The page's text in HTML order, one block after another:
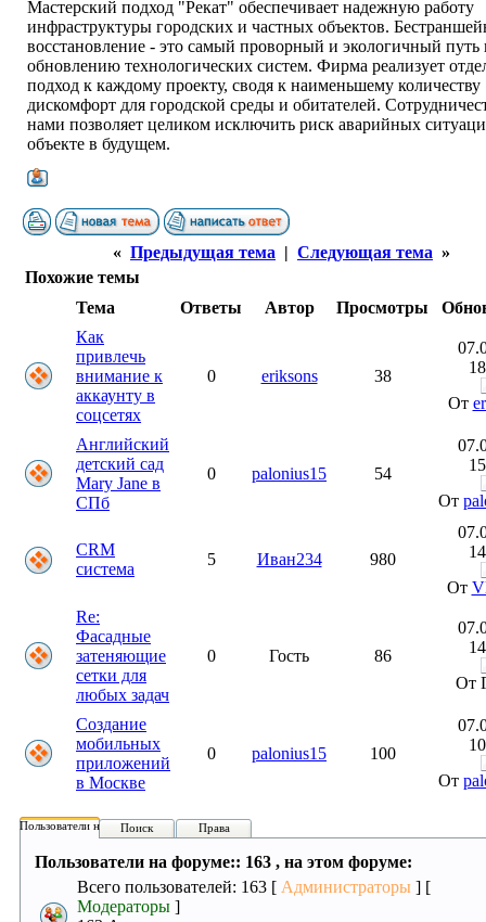
Мастерский подход "Рекат" обеспечивает надежную работу
инфраструктуры городских и частных объектов.
восстановление - это самый проворный и экологичный путь
обновлению технологических систем. Фирма реализует
подход к каждому проекту, сводя к наименьшему количеству
дискомфорт для городской среды и обитателей.
нами позволяет целиком исключить риск аварийных
объекте в будущем.
« Предыдущая тема | Следующая тема »
Похожие темы
Тема
Ответы Автор Просмотры
Как
привлечь
внимание к
аккаунту в
соцсетях
0 eriksons 38
От
Английский
детский сад
Mary Jane в
СПб
0 palonius15 54
От
CRM
система
5 Иван234 980
От
Re:
Фасадные
затеняющие
сетки для
любых задач
0 Гость 86
От
Создание
мобильных
приложений
в Москве
0 palonius15 100
От
Пользователи на форуме:
Поиск Права
Пользователи на форуме:: 163 , на этом форуме:
Всего пользователей: 163 [ Администраторы ] [
Модераторы ]